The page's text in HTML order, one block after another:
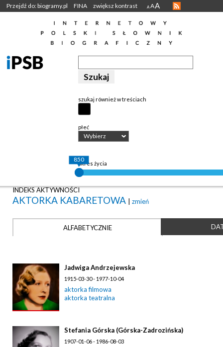
Przejdź do: biogramy.pl FINA zwiększ kontrast A AA
szukaj również w treściach
płeć
Wybierz
okres życia
850
INDEKS AKTYWNOŚCI
AKTORKA KABARETOWA | zmień
ALFABETYCZNIE
Jadwiga Andrzejewska
1915-03-30 - 1977-10-04
aktorka filmowa
aktorka teatralna
Stefania Górska (Górska-Zadrozińska)
1907-01-06 - 1986-08-03